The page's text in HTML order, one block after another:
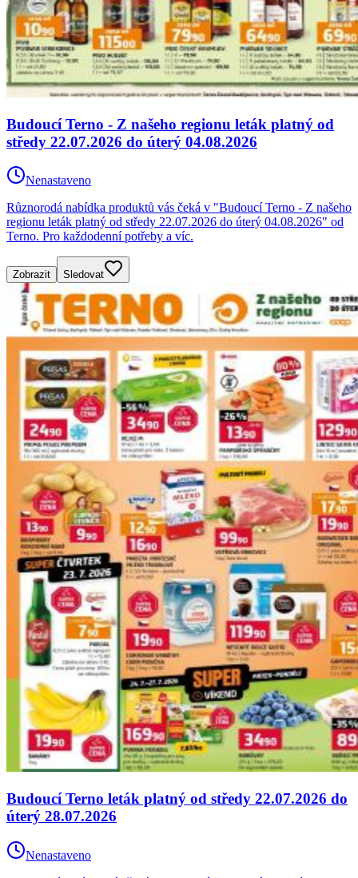
Budoucí Terno - Z našeho regionu leták platný od
středy 22.07.2026 do úterý 04.08.2026
Nenastaveno
Různorodá nabídka produktů vás čeká v "Budoucí Terno - Z našeho
regionu leták platný od středy 22.07.2026 do úterý 04.08.2026" od
Terno. Pro každodenní potřeby a víc.
Zobrazit Sledovat
Budoucí Terno leták platný od středy 22.07.2026 do
úterý 28.07.2026
Nenastaveno